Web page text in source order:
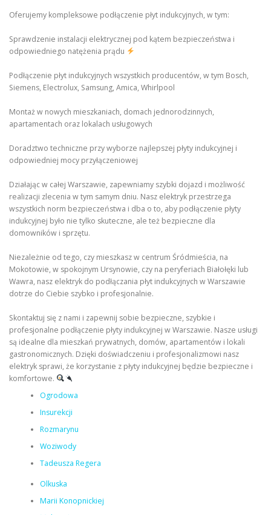
Oferujemy kompleksowe podłączenie płyt indukcyjnych, w tym:
Sprawdzenie instalacji elektrycznej pod kątem bezpieczeństwa i
odpowiedniego natężenia prądu
Podłączenie płyt indukcyjnych wszystkich producentów, w tym Bosch,
Siemens, Electrolux, Samsung, Amica, Whirlpool
Montaż w nowych mieszkaniach, domach jednorodzinnych,
apartamentach oraz lokalach usługowych
Doradztwo techniczne przy wyborze najlepszej płyty indukcyjnej i
odpowiedniej mocy przyłączeniowej
Działając w całej Warszawie, zapewniamy szybki dojazd i możliwość
realizacji zlecenia w tym samym dniu. Nasz elektryk przestrzega
wszystkich norm bezpieczeństwa i dba o to, aby podłączenie płyty
indukcyjnej było nie tylko skuteczne, ale też bezpieczne dla
domowników i sprzętu.
Niezależnie od tego, czy mieszkasz w centrum Śródmieścia, na
Mokotowie, w spokojnym Ursynowie, czy na peryferiach Białołęki lub
Wawra, nasz elektryk do podłączania płyt indukcyjnych w Warszawie
dotrze do Ciebie szybko i profesjonalnie.
Skontaktuj się z nami i zapewnij sobie bezpieczne, szybkie i
profesjonalne podłączenie płyty indukcyjnej w Warszawie. Nasze usługi
są idealne dla mieszkań prywatnych, domów, apartamentów i lokali
gastronomicznych. Dzięki doświadczeniu i profesjonalizmowi nasz
elektryk sprawi, że korzystanie z płyty indukcyjnej będzie bezpieczne i
komfortowe.
Ogrodowa
Insurekcji
Rozmarynu
Woziwody
Tadeusza Regera
Olkuska
Marii Konopnickiej